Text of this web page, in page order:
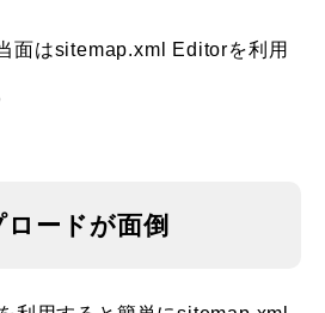
面はsitemap.xml Editorを利用
ードが面倒